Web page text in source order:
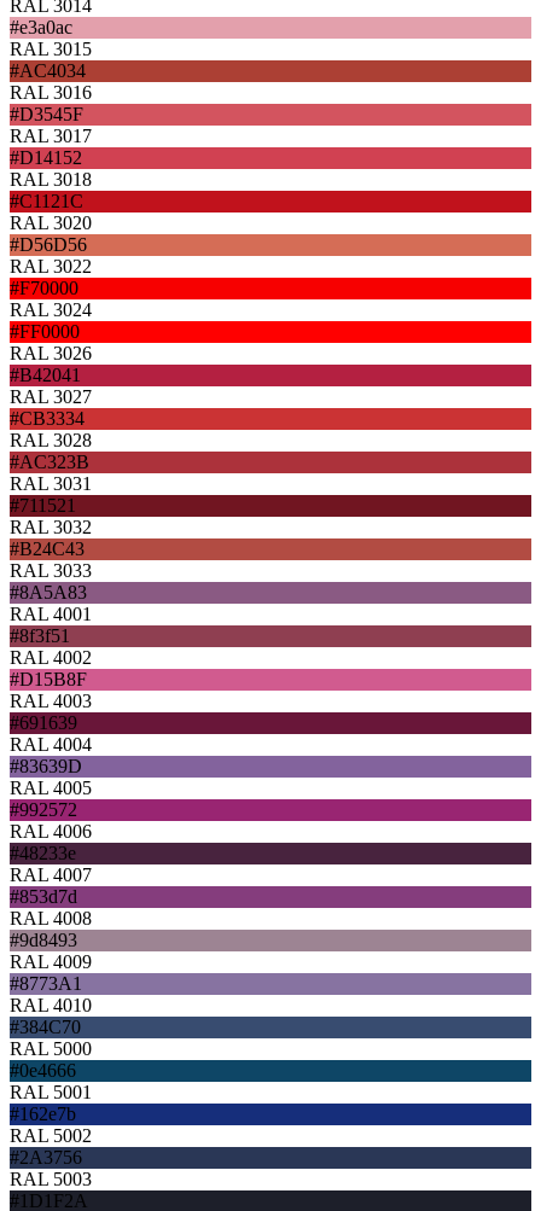
RAL 3014
#e3a0ac
RAL 3015
#AC4034
RAL 3016
#D3545F
RAL 3017
#D14152
RAL 3018
#C1121C
RAL 3020
#D56D56
RAL 3022
#F70000
RAL 3024
#FF0000
RAL 3026
#B42041
RAL 3027
#CB3334
RAL 3028
#AC323B
RAL 3031
#711521
RAL 3032
#B24C43
RAL 3033
#8A5A83
RAL 4001
#8f3f51
RAL 4002
#D15B8F
RAL 4003
#691639
RAL 4004
#83639D
RAL 4005
#992572
RAL 4006
#48233e
RAL 4007
#853d7d
RAL 4008
#9d8493
RAL 4009
#8773A1
RAL 4010
#384C70
RAL 5000
#0e4666
RAL 5001
#162e7b
RAL 5002
#2A3756
RAL 5003
#1D1F2A